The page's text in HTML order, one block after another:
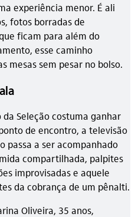
experiência menor. É ali
fotos borradas de
ficam para além do
esse caminho
mesas sem pesar no bolso.
Seleção costuma ganhar
de encontro, a televisão
passa a ser acompanhado
compartilhada, palpites
improvisadas e aquele
da cobrança de um pênalti.
Oliveira, 35 anos,